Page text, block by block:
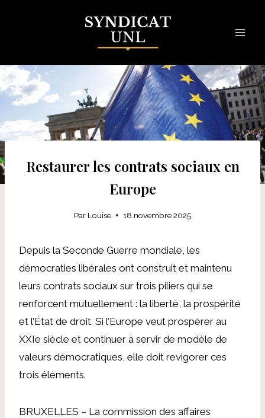
Restaurer les contrats sociaux en
Europe
Par Louise 18 novembre 2025
Depuis la Seconde Guerre mondiale, les
démocraties libérales ont construit et maintenu
leurs contrats sociaux sur trois piliers qui se
renforcent mutuellement : la liberté, la prospérité
et l’État de droit. Si l’Europe veut prospérer au
XXIe siècle et continuer à servir de modèle de
valeurs démocratiques, elle doit revigorer ces
trois éléments.
BRUXELLES – La commission des affaires